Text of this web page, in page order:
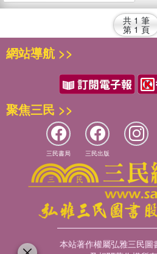
共 1 筆
第 1 頁
網站導航 >>
聚焦三民 >>
三民書局 三民出版
本站著作權屬弘雅三民圖